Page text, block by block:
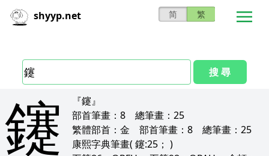
shyyp.net 简 繁
搜 尋
鑳
『鑳』
部首筆畫： 8 總筆畫： 25
繁體部首： 金 部首筆畫： 8 總筆畫： 25
康熙字典筆畫( 鑳:25； )